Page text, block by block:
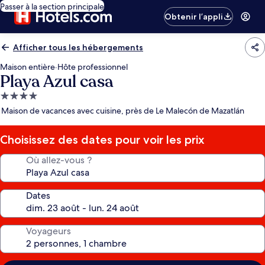
Passer à la section principale
Obtenir l’appli
Afficher tous les hébergements
Maison entière·Hôte professionnel
Playa Azul casa
Hébergement
4.0 étoiles
Maison de vacances avec cuisine, près de Le Malecón de Mazatlán
Choisissez des dates pour voir les prix
Où allez-vous ?
Dates
Voyageurs